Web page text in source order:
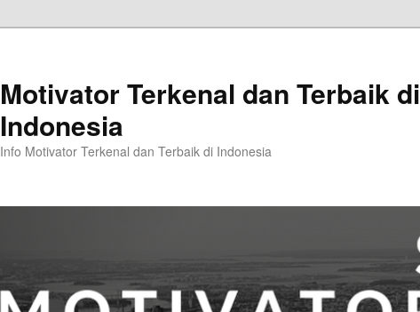
Motivator Terkenal dan Terbaik di
Indonesia
Info Motivator Terkenal dan Terbaik di Indonesia